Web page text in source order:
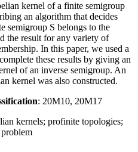
kernel of a finite semigroup
an algorithm that decides
semigroup S belongs to the
the result for any variety of
In this paper, we used a
these results by giving an
of an inverse semigroup. An
kernel was also constructed.
: 20M10, 20M17
kernels; profinite topologies;